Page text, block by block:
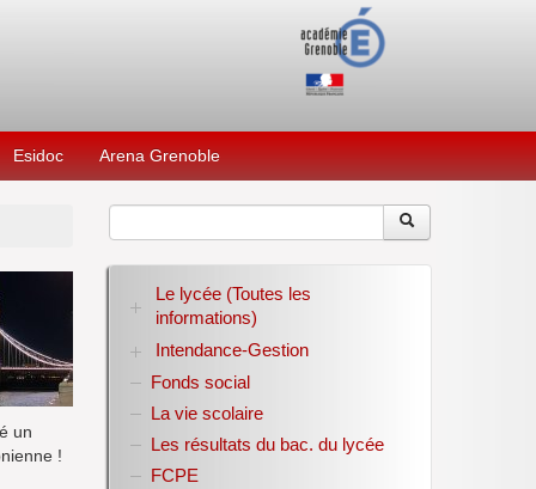
Esidoc Arena Grenoble
un
!
Le lycée (Toutes les
informations)
RENTREE 2026-2027
Stage des élèves de seconde
Intendance-Gestion
Restauration scolaire
Bourses nationales
Année scolaire 2017-2018
Année scolaire 2018-2019
Fonds social
La vie scolaire
Les résultats du bac. du lycée
FCPE